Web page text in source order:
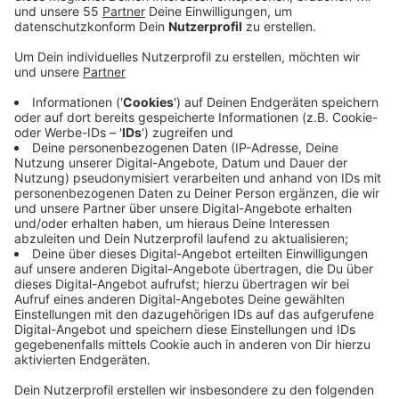
Jetzt haben sich die Bauern gemeinsam mit dem
Netzbetreiber Amprion auf eine Rahmenregelung zum
Leitungsplan der Stromtrasse A-Nord geeinigt.Denn:
auch unterhalb von landwirtschaftlichen Flächen
gebaut. Und das soll mit keinem Nachteil für die
Bauern geschehen, heißt es von Amprion. Malte
Albrecht berichtet. Rund zweieinhalb Jahre haben die
Landwirte und Amprion miteinander verhandelt. Die
neue Rahmenregelung legt jetzt fest, dass beim Bau
der Trasse sowohl eine bodenschonende Bauweise als
auch eine angemessene Entschädigung für
Grundeigentümer und Landwirte berücksichtigt wird,
heißt es unter anderem vom Rheinischen
Landwirtschaftsverband, dem auch die
Kreisbauernschaft Krefeld-Viersen angehört. Die
Stromtrasse A-Nord soll an der Nordsee erzeugten
Strom an Tönisvorst und Krefeld vorbei bis nach